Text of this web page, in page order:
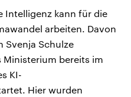
Intelligenz kann für die
arbeiten. Davon
Svenja Schulze
Ministerium bereits im
KI-
Hier wurden